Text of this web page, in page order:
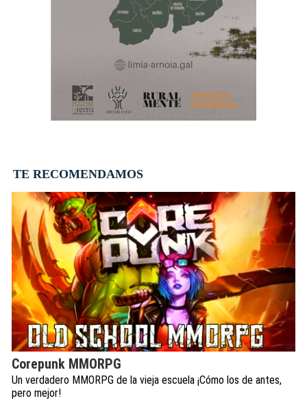
TE RECOMENDAMOS
Corepunk MMORPG
Un verdadero MMORPG de la vieja escuela ¡Cómo los de antes,
pero mejor!